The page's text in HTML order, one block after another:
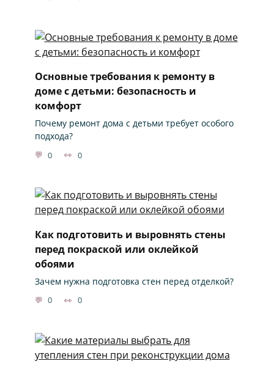
Основные требования к ремонту в
доме с детьми: безопасность и
комфорт
Почему ремонт дома с детьми требует особого
подхода?
0 0
Как подготовить и выровнять стены
перед покраской или оклейкой
обоями
Зачем нужна подготовка стен перед отделкой?
0 0